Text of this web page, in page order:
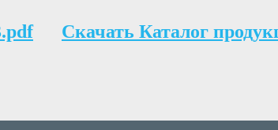
Скачать Каталог